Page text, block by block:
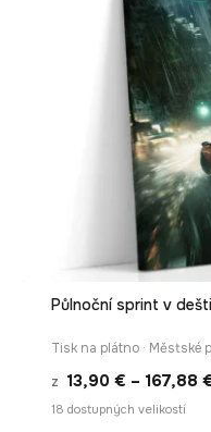
RYCHLÉ
Půlnoční sprint v dešti
Tisk na plátno ·
z 13,90 € – 167,88
18 dostupných velikostí